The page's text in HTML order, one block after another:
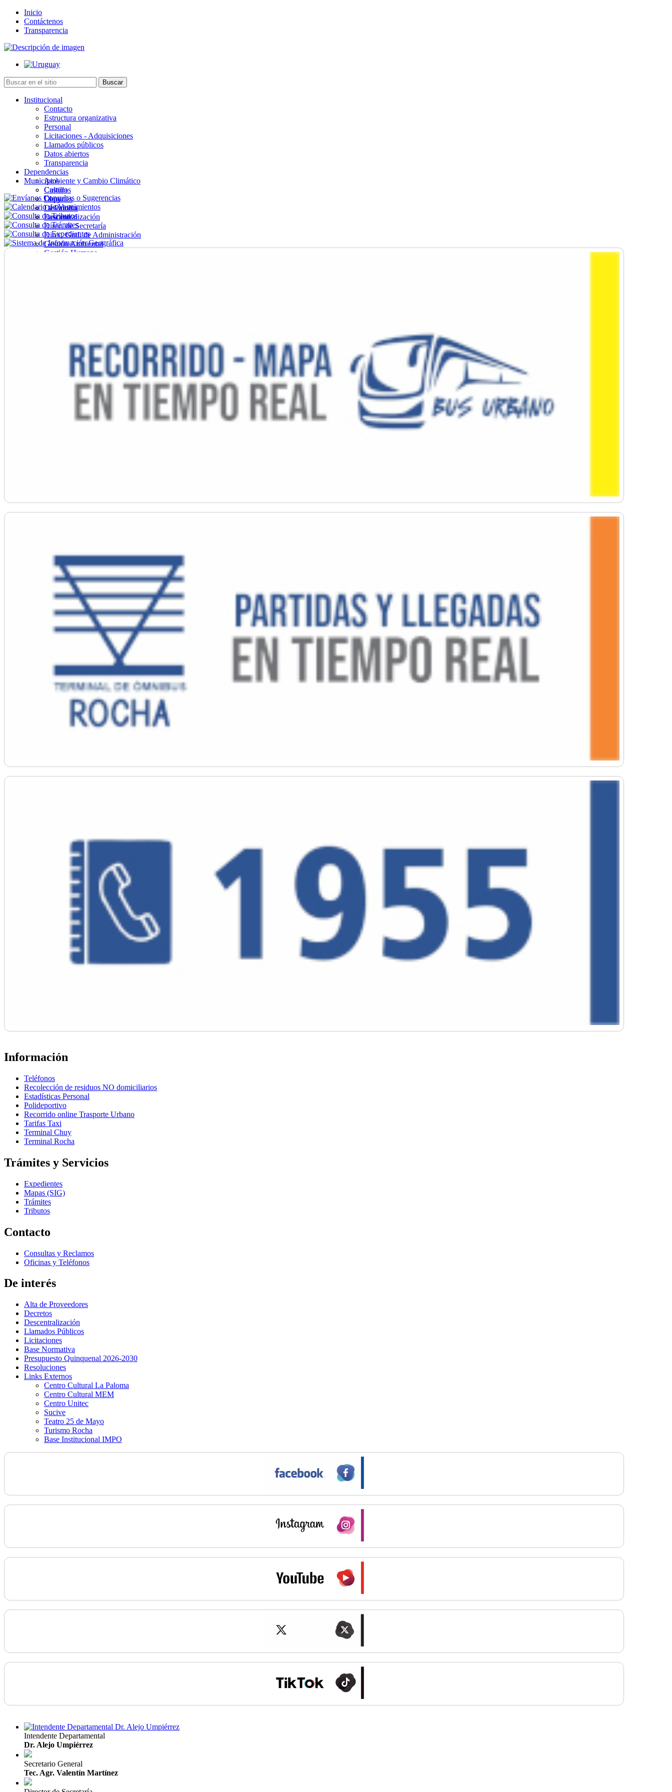
Inicio
Contáctenos
Transparencia
Institucional
Contacto
Estructura organizativa
Personal
Licitaciones - Adquisiciones
Llamados públicos
Datos abiertos
Transparencia
Dependencias
Ambiente y Cambio Climático
Cultura
Deportes
Desarrollo
Descentralización
Direc. de Secretaría
Direc. Gral. de Administración
Gestión Ambiental
Gestión Humana
Municipios
Castillos
Chuy
La Paloma
Lascano
Información
Teléfonos
Recolección de residuos NO domiciliarios
Estadísticas Personal
Polideportivo
Recorrido online Trasporte Urbano
Tarifas Taxi
Terminal Chuy
Terminal Rocha
Trámites y Servicios
Expedientes
Mapas (SIG)
Trámites
Tributos
Contacto
Consultas y Reclamos
Oficinas y Teléfonos
De interés
Alta de Proveedores
Decretos
Descentralización
Llamados Públicos
Licitaciones
Base Normativa
Presupuesto Quinquenal 2026-2030
Resoluciones
Links Externos
Centro Cultural La Paloma
Centro Cultural MEM
Centro Unitec
Sucive
Teatro 25 de Mayo
Turismo Rocha
Base Institucional IMPO
Intendente Departamental
Dr. Alejo Umpiérrez
Secretario General
Tec. Agr. Valentín Martínez